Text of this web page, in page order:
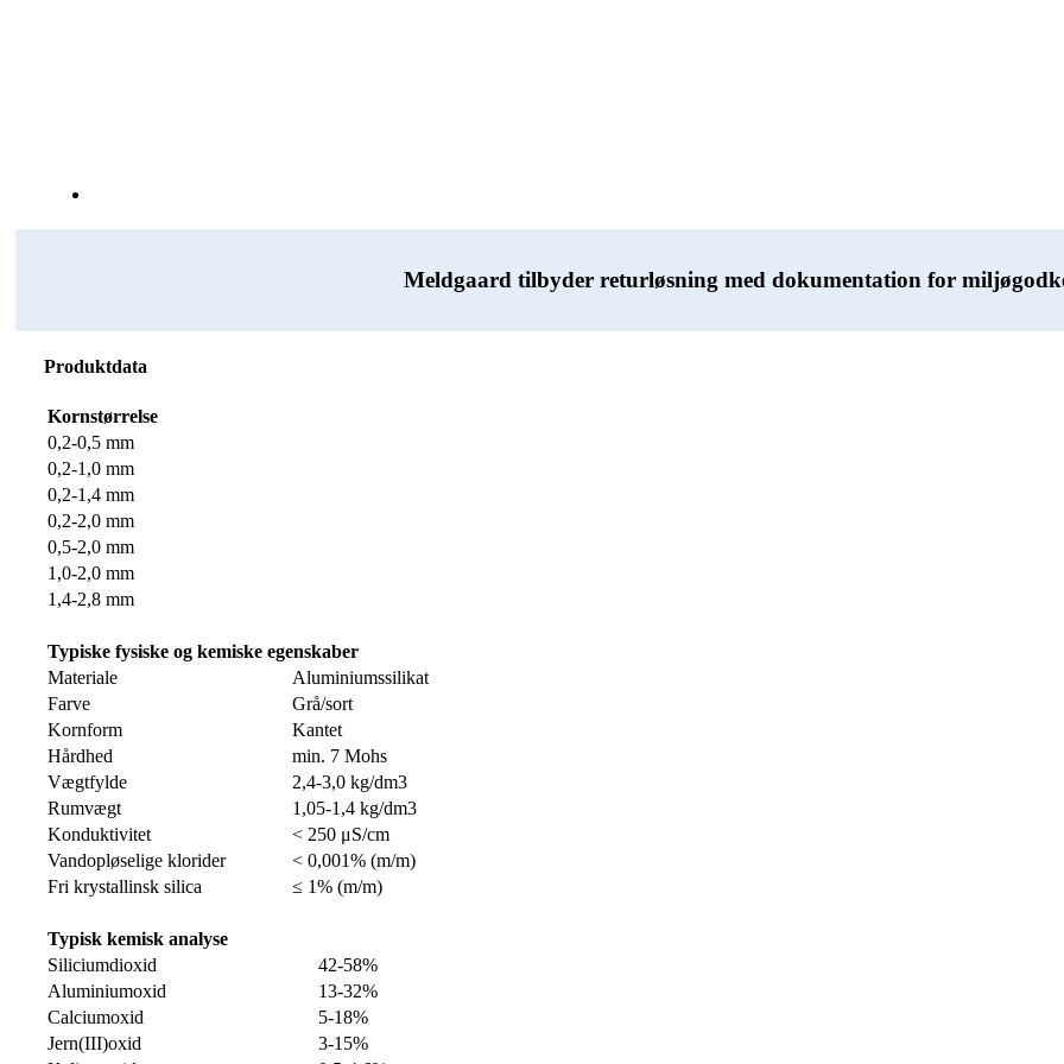
Meldgaard tilbyder returløsning med dokumentation for
Produktdata
Kornstørrelse
0,2-0,5 mm
0,2-1,0 mm
0,2-1,4 mm
0,2-2,0 mm
0,5-2,0 mm
1,0-2,0 mm
1,4-2,8 mm
Typiske fysiske og kemiske egenskaber
Materiale
Aluminiumssilikat
Farve
Grå/sort
Kornform
Kantet
Hårdhed
min. 7 Mohs
Vægtfylde
2,4-3,0 kg/dm3
Rumvægt
1,05-1,4 kg/dm3
Konduktivitet
< 250 μS/cm
Vandopløselige klorider
< 0,001% (m/m)
Fri krystallinsk silica
≤ 1% (m/m)
Typisk kemisk analyse
Siliciumdioxid
42-58%
Aluminiumoxid
13-32%
Calciumoxid
5-18%
Jern(III)oxid
3-15%